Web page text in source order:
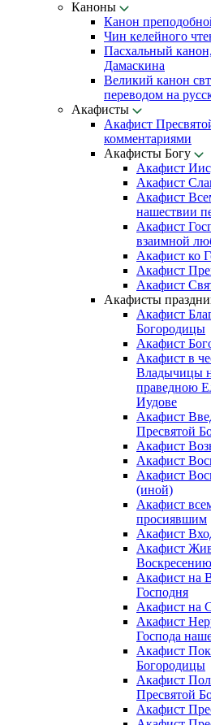
Каноны
Канон
Чин келейного
Пасхальный
Дамаскина
Великий канон
переводом на
Акафисты
Акафист
комментариями
Акафисты Богу
Акафист
Акафист
Акафист
нашествии
Акафист
взаимной
Акафист ко
Акафист
Акафист
Акафисты
Акафист
Богородицы
Акафист
Акафист в
Владычицы
праведною
Иудове
Акафист
Пресвятой
Акафист
Акафист
Акафист
(иной)
Акафист
просиявшим
Акафист
Акафист
Акафист на
Господня
Акафист на
Акафист
Господа
Акафист
Богородицы
Акафист
Пресвятой
Акафист